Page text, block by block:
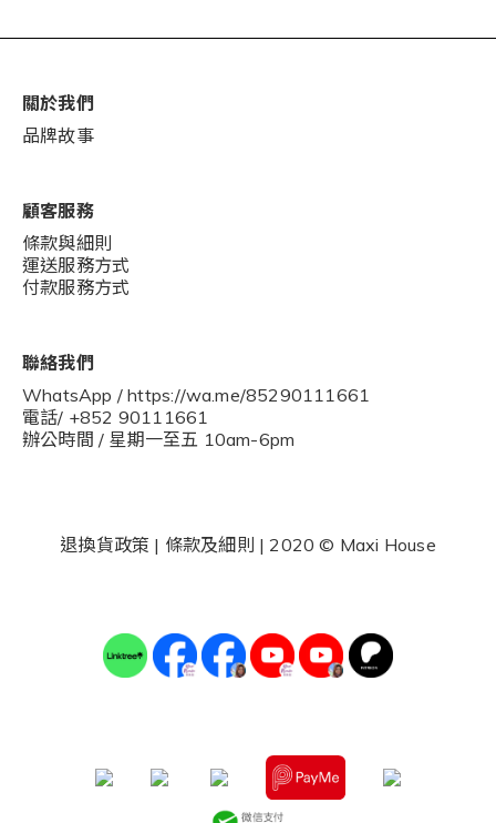
關於我們
品牌故事
顧客服務
條款與細則
運送服務方式
付款服務方式
聯絡我們
WhatsApp / https://wa.me/85290111661
電話/ +852 90111661
辦公時間 / 星期一至五 10am-6pm
退換貨政策 | 條款及細則 | 2020 © Maxi House